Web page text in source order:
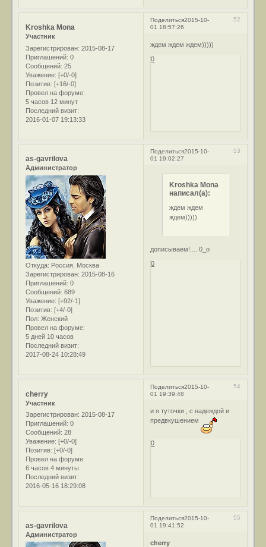
Поделиться 52
2015-10-
01 18:57:26
Kroshka Mona
Участник
Зарегистрирован: 2015-08-17
Приглашений: 0
Сообщений: 25
Уважение: [+0/-0]
Позитив: [+16/-0]
Провел на форуме:
5 часов 12 минут
Последний визит:
2016-01-07 19:13:33
ждем ждем ждем)))))
0
Поделиться 53
2015-10-
01 19:02:27
as-gavrilova
Администратор
Откуда: Россия, Москва
Зарегистрирован: 2015-08-16
Приглашений: 0
Сообщений: 689
Уважение: [+92/-1]
Позитив: [+4/-0]
Пол: Женский
Провел на форуме:
5 дней 10 часов
Последний визит:
2017-08-24 10:28:49
Kroshka Mona
написал(а):
ждем ждем
ждем)))))
дописываем!.... 0_о
0
Поделиться 54
2015-10-
01 19:39:48
cherry
Участник
Зарегистрирован: 2015-08-17
Приглашений: 0
Сообщений: 28
Уважение: [+0/-0]
Позитив: [+0/-0]
Провел на форуме:
6 часов 4 минуты
Последний визит:
2016-05-16 18:29:08
и я туточки , с надеждой и
предвкушением
0
Поделиться 55
2015-10-
01 19:41:52
as-gavrilova
Администратор
cherry